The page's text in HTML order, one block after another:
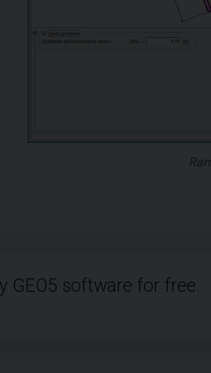
GEO5 software for free.